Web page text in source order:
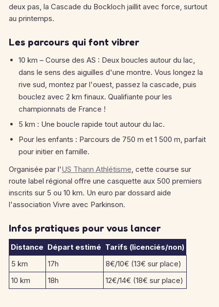
deux pas, la Cascade du Bockloch jaillit avec force, surtout
au printemps.
Les parcours qui font vibrer
10 km – Course des AS : Deux boucles autour du lac,
dans le sens des aiguilles d'une montre. Vous longez la
rive sud, montez par l'ouest, passez la cascade, puis
bouclez avec 2 km finaux. Qualifiante pour les
championnats de France !
5 km : Une boucle rapide tout autour du lac.
Pour les enfants : Parcours de 750 m et 1 500 m, parfait
pour initier en famille.
Organisée par l'US Thann Athlétisme, cette course sur
route label régional offre une casquette aux 500 premiers
inscrits sur 5 ou 10 km. Un euro par dossard aide
l'association Vivre avec Parkinson.
Infos pratiques pour vous lancer
Distance Départ estimé Tarifs (licenciés/non)
5 km
17h
8€/10€ (13€ sur place)
10 km
18h 12€/14€ (18€ sur place)